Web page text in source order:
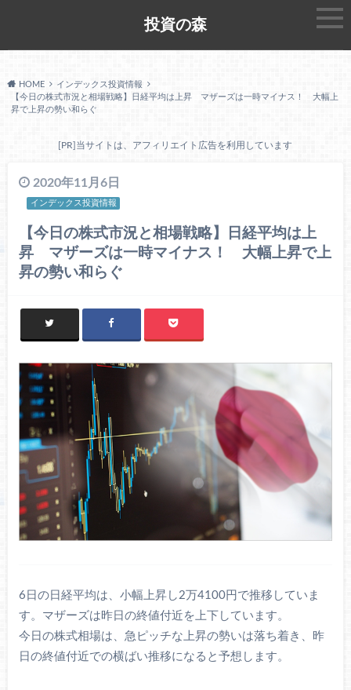
投資の森
HOME
インデックス投資情報
【今日の株式市況と相場戦略】日経平均は上昇 マザーズは一時マイナス！ 大幅上
昇で上昇の勢い和らぐ
[PR]当サイトは、アフィリエイト広告を利用しています
2020年11月6日
インデックス投資情報
【今日の株式市況と相場戦略】日経平均は上
昇 マザーズは一時マイナス！ 大幅上昇で上
昇の勢い和らぐ
6日の日経平均は、小幅上昇し2万4100円で推移していま
す。マザーズは昨日の終値付近を上下しています。
今日の株式相場は、急ピッチな上昇の勢いは落ち着き、昨
日の終値付近での横ばい推移になると予想します。